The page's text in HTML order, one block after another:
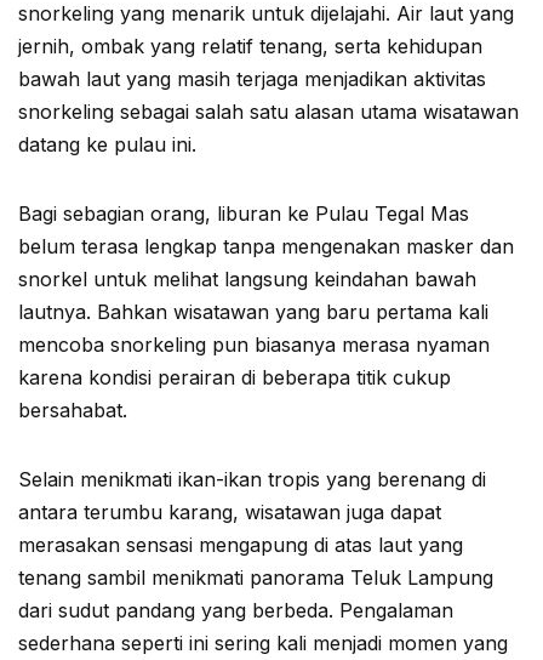
snorkeling yang menarik untuk dijelajahi. Air laut yang
jernih, ombak yang relatif tenang, serta kehidupan
bawah laut yang masih terjaga menjadikan aktivitas
snorkeling sebagai salah satu alasan utama wisatawan
datang ke pulau ini.
Bagi sebagian orang, liburan ke Pulau Tegal Mas
belum terasa lengkap tanpa mengenakan masker dan
snorkel untuk melihat langsung keindahan bawah
lautnya. Bahkan wisatawan yang baru pertama kali
mencoba snorkeling pun biasanya merasa nyaman
karena kondisi perairan di beberapa titik cukup
bersahabat.
Selain menikmati ikan-ikan tropis yang berenang di
antara terumbu karang, wisatawan juga dapat
merasakan sensasi mengapung di atas laut yang
tenang sambil menikmati panorama Teluk Lampung
dari sudut pandang yang berbeda. Pengalaman
sederhana seperti ini sering kali menjadi momen yang